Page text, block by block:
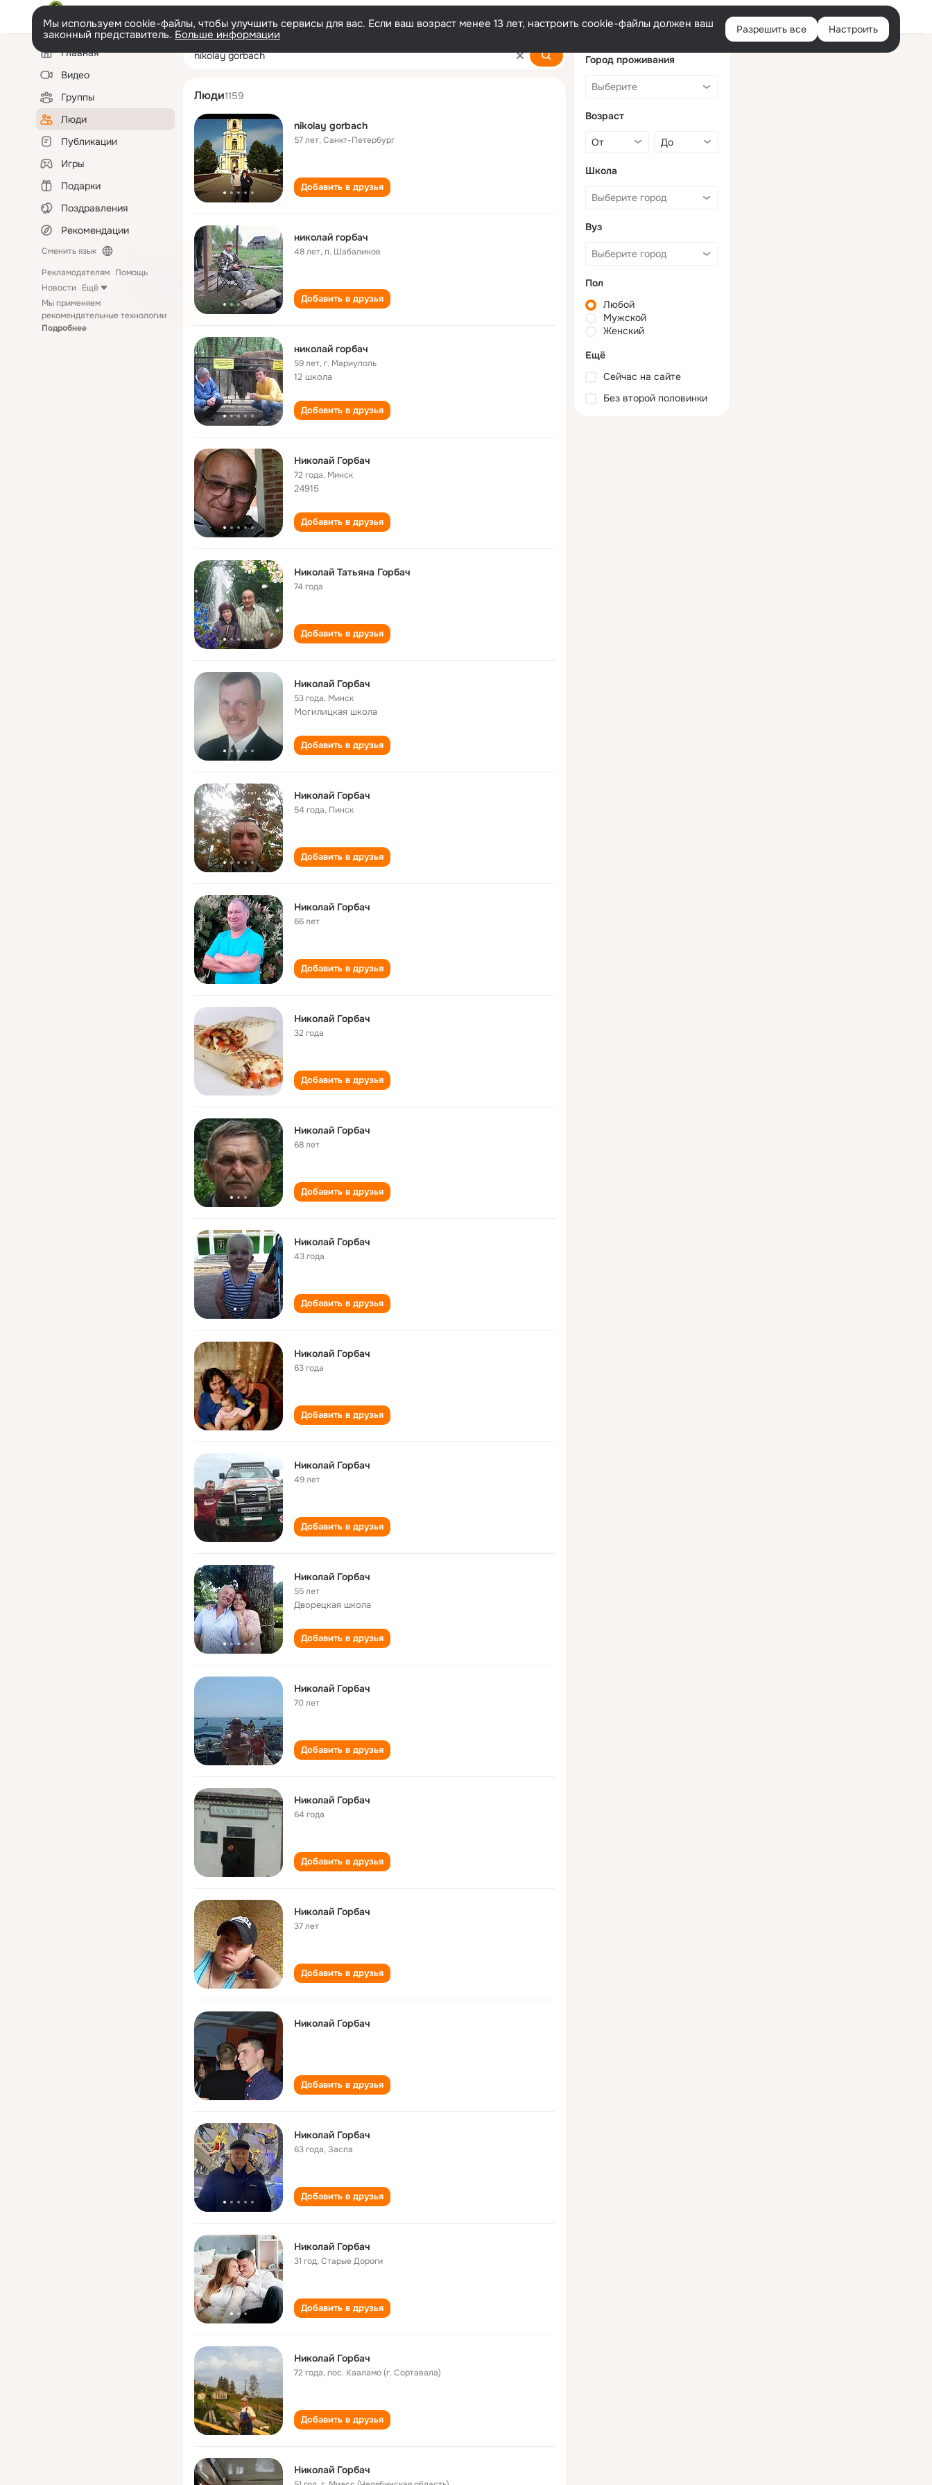
Войти
Мы используем cookie-файлы, чтобы улучшить сервисы для вас. Если ваш возраст менее 13 лет, настроить cookie-файлы должен ваш
законный представитель. Больше информации Разрешить все Настроить
Левая
колонкаГлавная
Видео
Группы
Люди
Публикации
Игры
Подарки
Поздравления
Рекомендации
Сменить язык
Рекламодателям Помощь
Новости Ещё
Мы применяем
рекомендательные технологии
Подробнее
nikolay gorbach
Люди1159
nikolay gorbach
57 лет,Санкт-Петербург
Добавить в друзья
николай горбач
48 лет,п. Шабалинов
Добавить в друзья
николай горбач
59 лет,г. Мариуполь
12 школа
Добавить в друзья
Николай Горбач
72 года, Минск
24915
Добавить в друзья
Николай Татьяна Горбач
74 года
Добавить в друзья
Николай Горбач
53 года, Минск
Могилицкая школа
Добавить в друзья
Николай Горбач
54 года, Пинск
Добавить в друзья
Николай Горбач
66 лет
Добавить в друзья
Николай Горбач
32 года
Добавить в друзья
Николай Горбач
68 лет
Добавить в друзья
Николай Горбач
43 года
Добавить в друзья
Николай Горбач
63 года
Добавить в друзья
Николай Горбач
49 лет
Добавить в друзья
Николай Горбач
55 лет
Дворецкая школа
Добавить в друзья
Николай Горбач
70 лет
Добавить в друзья
Николай Горбач
64 года
Добавить в друзья
Николай Горбач
37 лет
Добавить в друзья
Николай Горбач
Добавить в друзья
Николай Горбач
63 года,Заспа
Добавить в друзья
Николай Горбач
31 год,Старые Дороги
Добавить в друзья
Николай Горбач
72 года,пос. Кааламо (г. Сортавала)
Добавить в друзья
Николай Горбач
Город проживания
Возраст
Школа
Вуз
Пол
Любой
Мужской
Женский
Ещё
Сейчас на сайте
Без второй половинки